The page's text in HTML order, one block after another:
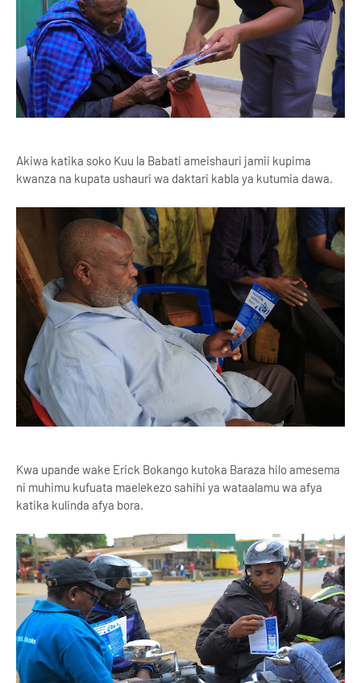
Akiwa katika soko Kuu la Babati ameishauri jamii kupima
kwanza na kupata ushauri wa daktari kabla ya kutumia dawa.
Kwa upande wake Erick Bokango kutoka Baraza hilo amesema
ni muhimu kufuata maelekezo sahihi ya wataalamu wa afya
katika kulinda afya bora.